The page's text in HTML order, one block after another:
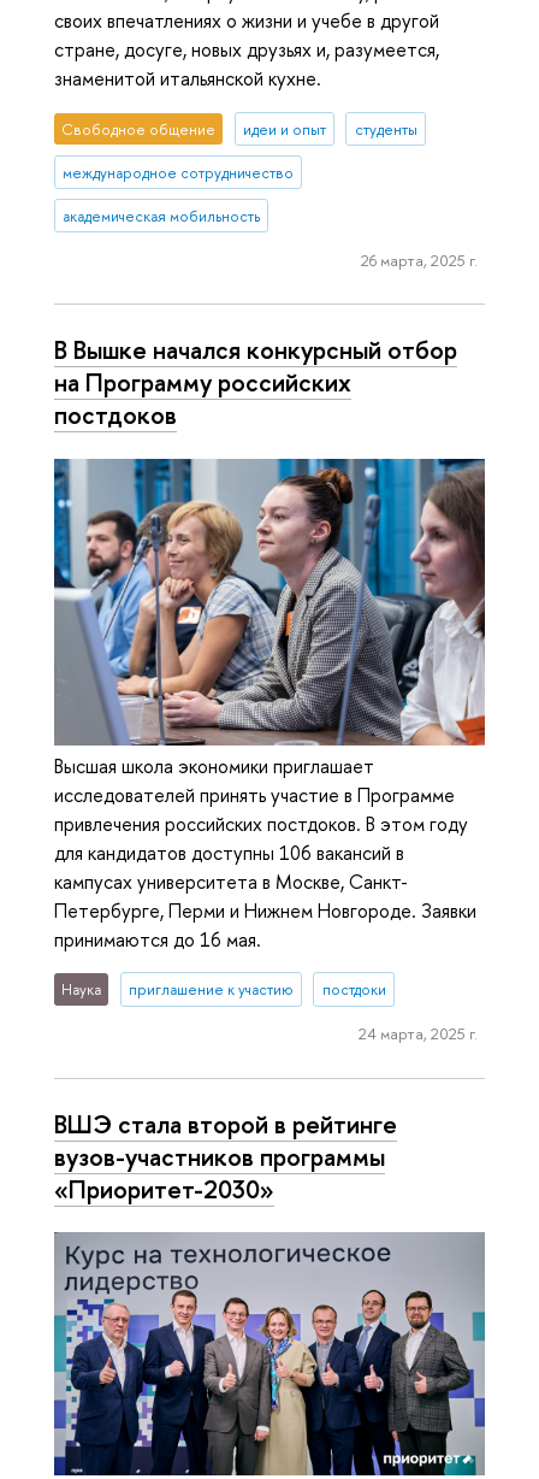
своих впечатлениях о жизни и учебе в другой
стране, досуге, новых друзьях и, разумеется,
знаменитой итальянской кухне.
Свободное общение идеи и опыт студенты
международное сотрудничество
академическая мобильность
26 марта, 2025 г.
В Вышке начался конкурсный отбор
на Программу российских
постдоков
Высшая школа экономики приглашает
исследователей принять участие в Программе
привлечения российских постдоков. В этом году
для кандидатов доступны 106 вакансий в
кампусах университета в Москве, Санкт-
Петербурге, Перми и Нижнем Новгороде. Заявки
принимаются до 16 мая.
Наука приглашение к участию постдоки
24 марта, 2025 г.
ВШЭ стала второй в рейтинге
вузов-участников программы
«Приоритет-2030»